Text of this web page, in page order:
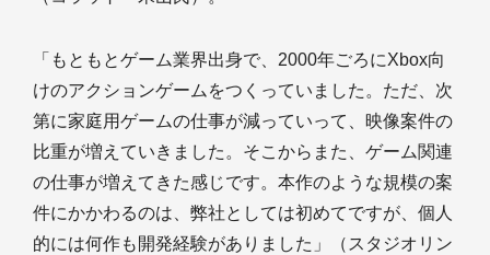
「もともとゲーム業界出身で、2000年ごろにXbox向
けのアクションゲームをつくっていました。ただ、次
第に家庭用ゲームの仕事が減っていって、映像案件の
比重が増えていきました。そこからまた、ゲーム関連
の仕事が増えてきた感じです。本作のような規模の案
件にかかわるのは、弊社としては初めてですが、個人
的には何作も開発経験がありました」（スタジオリン